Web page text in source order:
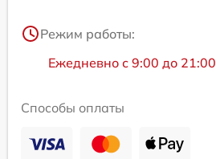
Режим работы:
Ежедневно с 9:00 до 21:00
Способы оплаты